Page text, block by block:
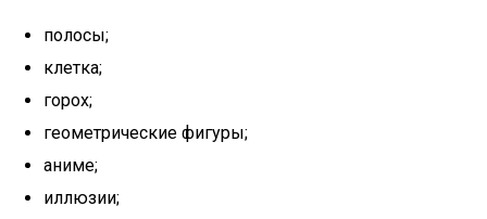
полосы;
клетка;
горох;
геометрические фигуры;
аниме;
иллюзии;